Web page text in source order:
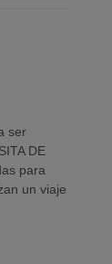
ser
DE
para
un viaje